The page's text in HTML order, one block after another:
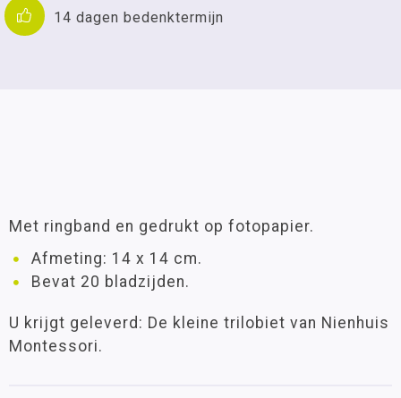
14 dagen bedenktermijn
Met ringband en gedrukt op fotopapier.
Afmeting: 14 x 14 cm.
Bevat 20 bladzijden.
U krijgt geleverd: De kleine trilobiet van Nienhuis
Montessori.